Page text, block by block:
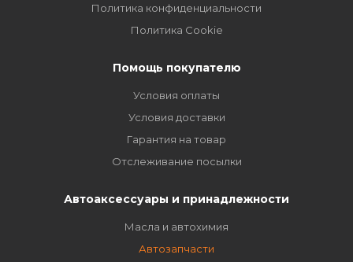
Политика конфиденциальности
Политика Cookie
Помощь покупателю
Условия оплаты
Условия доставки
Гарантия на товар
Отслеживание посылки
Автоаксессуары и принадлежности
Масла и автохимия
Автозапчасти